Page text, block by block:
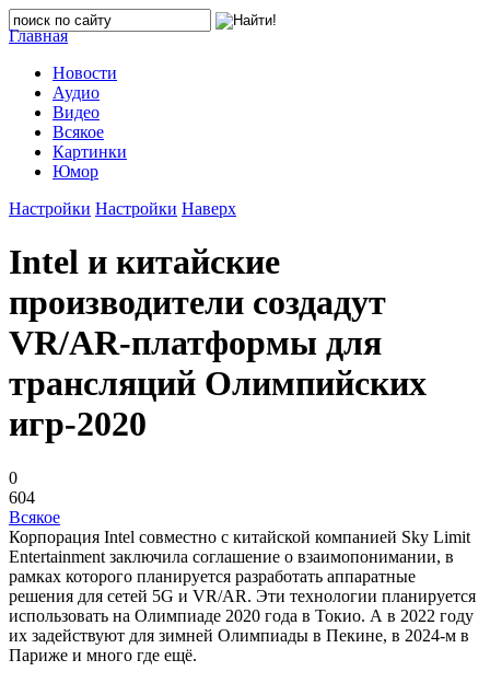
Главная
Новости
Аудио
Видео
Всякое
Картинки
Юмор
Настройки Настройки Наверх
Intel и китайские
производители создадут
VR/AR-платформы для
трансляций Олимпийских
игр-2020
0
604
Всякое
Корпорация Intel совместно с китайской компанией Sky Limit
Entertainment заключила соглашение о взаимопонимании, в
рамках которого планируется разработать аппаратные
решения для сетей 5G и VR/AR. Эти технологии планируется
использовать на Олимпиаде 2020 года в Токио. А в 2022 году
их задействуют для зимней Олимпиады в Пекине, в 2024-м в
Париже и много где ещё.